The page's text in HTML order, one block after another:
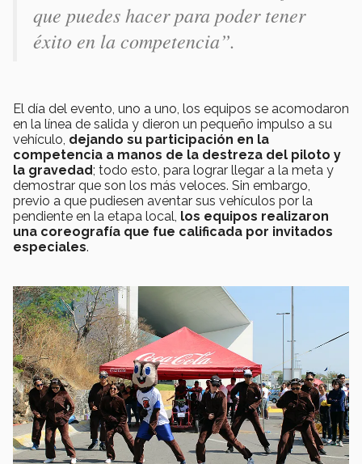
que puedes hacer para poder tener
éxito en la competencia”.
El día del evento, uno a uno, los equipos se acomodaron
en la línea de salida y dieron un pequeño impulso a su
vehículo, dejando su participación en la
competencia a manos de la destreza del piloto y
la gravedad; todo esto, para lograr llegar a la meta y
demostrar que son los más veloces. Sin embargo,
previo a que pudiesen aventar sus vehículos por la
pendiente en la etapa local, los equipos realizaron
una coreografía que fue calificada por invitados
especiales.